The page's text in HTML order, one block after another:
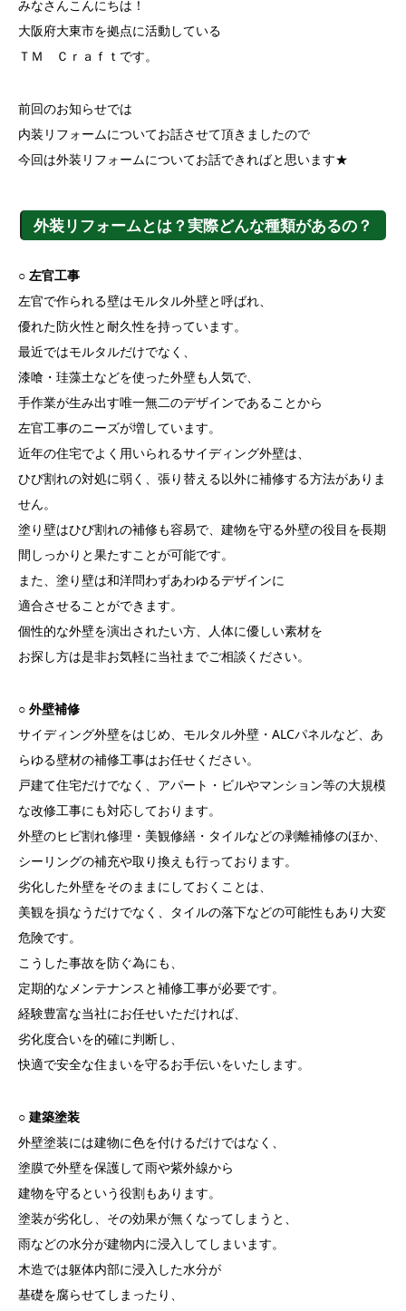
みなさんこんにちは！
大阪府大東市を拠点に活動している
ＴＭ Ｃｒａｆｔです。
前回のお知らせでは
内装リフォームについてお話させて頂きましたので
今回は外装リフォームについてお話できればと思います★
外装リフォームとは？実際どんな種類があるの？
○ 左官工事
左官で作られる壁はモルタル外壁と呼ばれ、
優れた防火性と耐久性を持っています。
最近ではモルタルだけでなく、
漆喰・珪藻土などを使った外壁も人気で、
手作業が生み出す唯一無二のデザインであることから
左官工事のニーズが増しています。
近年の住宅でよく用いられるサイディング外壁は、
ひび割れの対処に弱く、張り替える以外に補修する方法がありま
せん。
塗り壁はひび割れの補修も容易で、建物を守る外壁の役目を長期
間しっかりと果たすことが可能です。
また、塗り壁は和洋問わずあわゆるデザインに
適合させることができます。
個性的な外壁を演出されたい方、人体に優しい素材を
お探し方は是非お気軽に当社までご相談ください。
○ 外壁補修
サイディング外壁をはじめ、モルタル外壁・ALCパネルなど、あ
らゆる壁材の補修工事はお任せください。
戸建て住宅だけでなく、アパート・ビルやマンション等の大規模
な改修工事にも対応しております。
外壁のヒビ割れ修理・美観修繕・タイルなどの剥離補修のほか、
シーリングの補充や取り換えも行っております。
劣化した外壁をそのままにしておくことは、
美観を損なうだけでなく、タイルの落下などの可能性もあり大変
危険です。
こうした事故を防ぐ為にも、
定期的なメンテナンスと補修工事が必要です。
経験豊富な当社にお任せいただければ、
劣化度合いを的確に判断し、
快適で安全な住まいを守るお手伝いをいたします。
○ 建築塗装
外壁塗装には建物に色を付けるだけではなく、
塗膜で外壁を保護して雨や紫外線から
建物を守るという役割もあります。
塗装が劣化し、その効果が無くなってしまうと、
雨などの水分が建物内に浸入してしまいます。
木造では躯体内部に浸入した水分が
基礎を腐らせてしまったり、